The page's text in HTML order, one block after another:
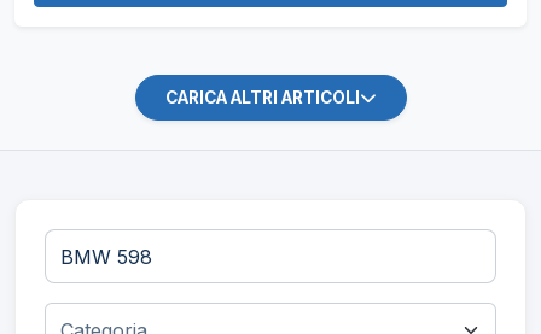
CARICA ALTRI ARTICOLI